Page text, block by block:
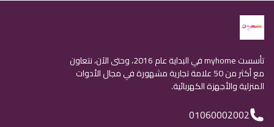
تأسست myhome في البداية عام 2016، وحتى الآن، نتعاون
مع أكثر من 50 علامة تجارية مشهورة في مجال الأدوات
المنزلية والأجهزة الكهربائية.
01060002002